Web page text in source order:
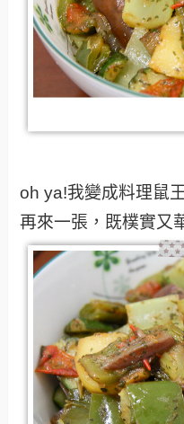
oh ya!我變成料理
再來一張，既樸實又